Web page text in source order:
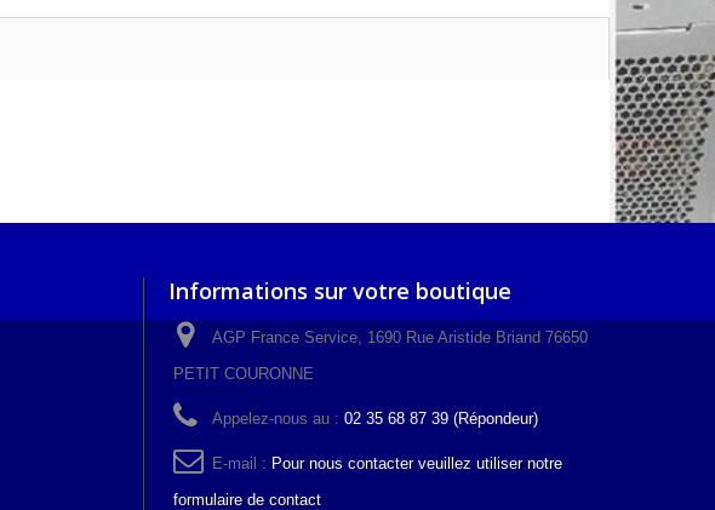
Informations sur votre boutique
AGP France Service, 1690 Rue Aristide Briand 76650
PETIT COURONNE
Appelez-nous au : 02 35 68 87 39 (Répondeur)
E-mail : Pour nous contacter veuillez utiliser notre
formulaire de contact